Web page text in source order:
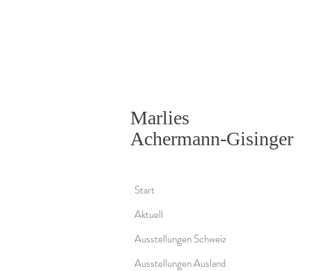
Start
Aktuell
Ausstellungen Schweiz
Ausstellungen Ausland
Marlies
Achermann-Gisinger